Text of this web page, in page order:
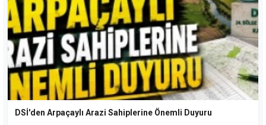
DSİ'den Arpaçaylı Arazi Sahiplerine Önemli Duyuru